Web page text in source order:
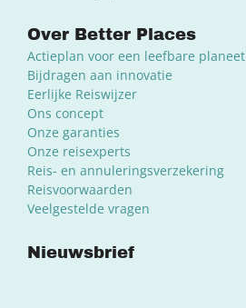
Over Better Places
Actieplan voor een leefbare planeet
Bijdragen aan innovatie
Eerlijke Reiswijzer
Ons concept
Onze garanties
Onze reisexperts
Reis- en annuleringsverzekering
Reisvoorwaarden
Veelgestelde vragen
Nieuwsbrief